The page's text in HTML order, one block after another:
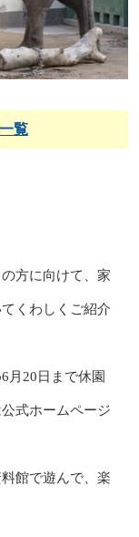
覧
方に向けて、家
くわしくご紹介
月20日まで休園
式ホームページ
館で遊んで、楽